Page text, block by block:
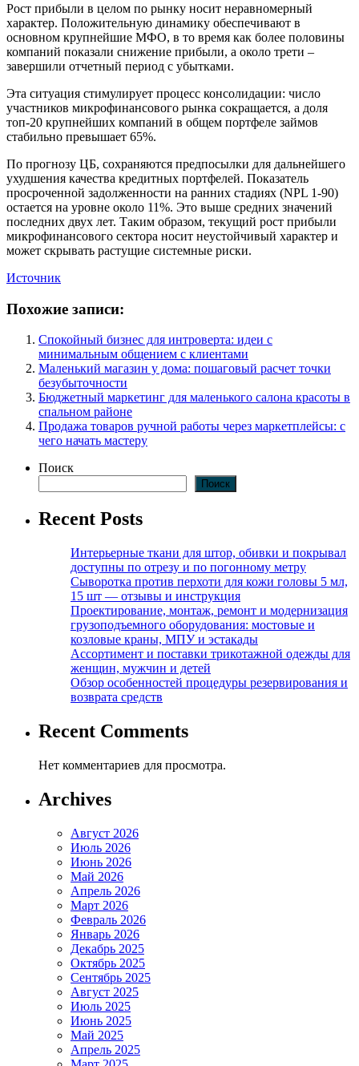
Рост прибыли в целом по рынку носит неравномерный
характер. Положительную динамику обеспечивают в
основном крупнейшие МФО, в то время как более половины
компаний показали снижение прибыли, а около трети –
завершили отчетный период с убытками.
Эта ситуация стимулирует процесс консолидации: число
участников микрофинансового рынка сокращается, а доля
топ-20 крупнейших компаний в общем портфеле займов
стабильно превышает 65%.
По прогнозу ЦБ, сохраняются предпосылки для дальнейшего
ухудшения качества кредитных портфелей. Показатель
просроченной задолженности на ранних стадиях (NPL 1-90)
остается на уровне около 11%. Это выше средних значений
последних двух лет. Таким образом, текущий рост прибыли
микрофинансового сектора носит неустойчивый характер и
может скрывать растущие системные риски.
Источник
Похожие записи:
Спокойный бизнес для интроверта: идеи с
минимальным общением с клиентами
Маленький магазин у дома: пошаговый расчет точки
безубыточности
Бюджетный маркетинг для маленького салона красоты в
спальном районе
Продажа товаров ручной работы через маркетплейсы: с
чего начать мастеру
Поиск
Поиск
Recent Posts
Интерьерные ткани для штор, обивки и покрывал
доступны по отрезу и по погонному метру
Сыворотка против перхоти для кожи головы 5 мл,
15 шт — отзывы и инструкция
Проектирование, монтаж, ремонт и модернизация
грузоподъемного оборудования: мостовые и
козловые краны, МПУ и эстакады
Ассортимент и поставки трикотажной одежды для
женщин, мужчин и детей
Обзор особенностей процедуры резервирования и
возврата средств
Recent Comments
Нет комментариев для просмотра.
Archives
Август 2026
Июль 2026
Июнь 2026
Май 2026
Апрель 2026
Март 2026
Февраль 2026
Январь 2026
Декабрь 2025
Октябрь 2025
Сентябрь 2025
Август 2025
Июль 2025
Июнь 2025
Май 2025
Апрель 2025